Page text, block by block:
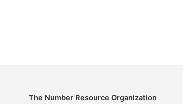
The Number Resource Organization